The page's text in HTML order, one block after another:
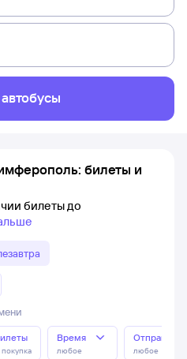
билеты и
билеты до
Время
любое любое